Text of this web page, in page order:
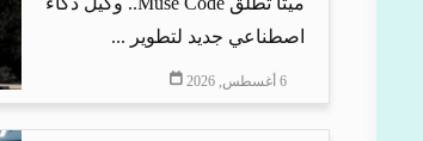
اصطناعي جديد لتطوير ...
6 أغسطس, 2026